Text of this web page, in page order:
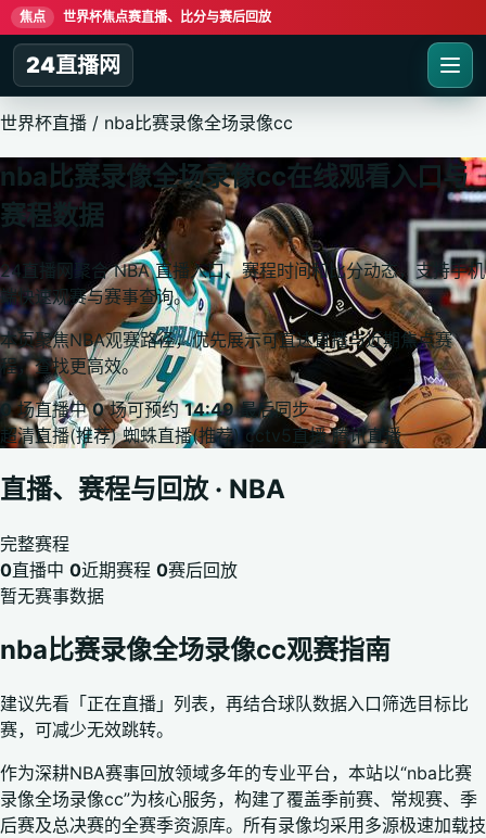
焦点 世界杯焦点赛直播、比分与赛后回放
24直播网
世界杯直播 / nba比赛录像全场录像cc
nba比赛录像全场录像cc在线观看入口与
赛程数据
24直播网聚合 NBA 直播入口、赛程时间和比分动态，支持手机
端快速观赛与赛事查询。
本页聚焦NBA观赛路径，优先展示可直达直播与近期焦点赛
程，查找更高效。
0场直播中 0场可预约 14:49最后同步
超清直播(推荐) 蜘蛛直播(推荐) cctv5直播 腾讯直播
直播、赛程与回放 · NBA
完整赛程
0直播中 0近期赛程 0赛后回放
暂无赛事数据
nba比赛录像全场录像cc观赛指南
建议先看「正在直播」列表，再结合球队数据入口筛选目标比
赛，可减少无效跳转。
作为深耕NBA赛事回放领域多年的专业平台，本站以“nba比赛
录像全场录像cc”为核心服务，构建了覆盖季前赛、常规赛、季
后赛及总决赛的全赛季资源库。所有录像均采用多源极速加载技